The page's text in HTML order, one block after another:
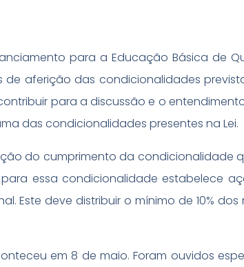
para a Educação Básica de
aferição das condicionalidades
para a discussão e o
das condicionalidades presentes na Lei.
do cumprimento da condicionalidade
essa condicionalidade estabelece
Este deve distribuir o mínimo de 10% dos
em 8 de maio. Foram ouvidos